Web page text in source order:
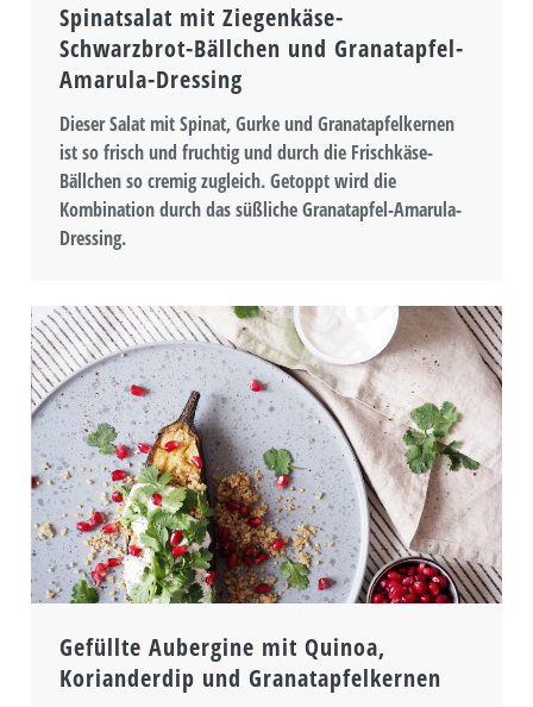
Spinatsalat mit Ziegenkäse-
Schwarzbrot-Bällchen und Granatapfel-
Amarula-Dressing
Dieser Salat mit Spinat, Gurke und Granatapfelkernen
ist so frisch und fruchtig und durch die Frischkäse-
Bällchen so cremig zugleich. Getoppt wird die
Kombination durch das süßliche Granatapfel-Amarula-
Dressing.
Gefüllte Aubergine mit Quinoa,
Korianderdip und Granatapfelkernen